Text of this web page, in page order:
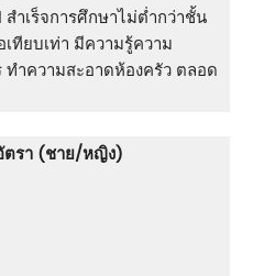
าเร็จการศึกษาไม่ต่ำกว่าชั้น
ทียบเท่า มีความรู้ความ
ทําความสะอาดห้องครัว ตลอด
ตรา (ชาย/หญิง)